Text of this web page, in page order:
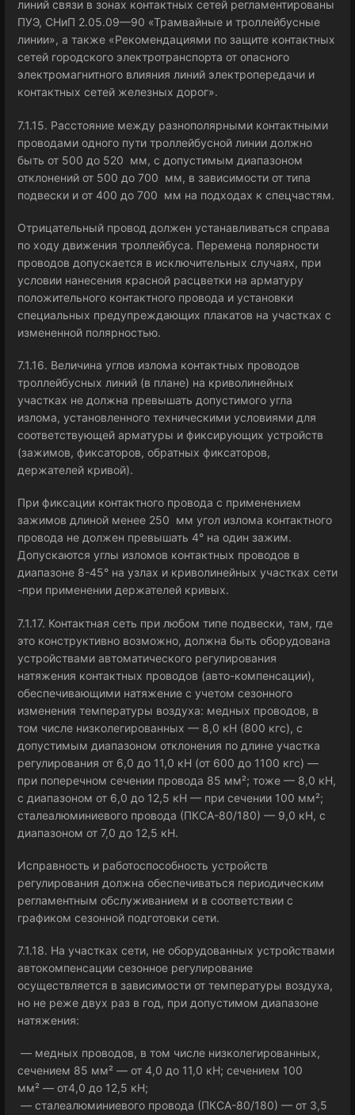
линий связи в зонах контактных сетей регламентированы
ПУЭ, СНиП 2.05.09—90 «Трамвайные и троллейбусные
линии», а также «Рекомендациями по защите контактных
сетей городского электротранспорта от опасного
электромагнитного влияния линий электропередачи и
контактных сетей железных дорог».
7.1.15. Расстояние между разнополярными контактными
проводами одного пути троллейбусной линии должно
быть от 500 до 520 мм, с допустимым диапазоном
отклонений от 500 до 700 мм, в зависимости от типа
подвески и от 400 до 700 мм на подходах к спецчастям.
Отрицательный провод должен устанавливаться справа
по ходу движения троллейбуса. Перемена полярности
проводов допускается в исключительных случаях, при
условии нанесения красной расцветки на арматуру
положительного контактного провода и установки
специальных предупреждающих плакатов на участках с
измененной полярностью.
7.1.16. Величина углов излома контактных проводов
троллейбусных линий (в плане) на криволинейных
участках нe должна превышать допустимого угла
излома, установленного техническими условиями для
соответствующей арматуры и фиксирующих устройств
(зажимов, фиксаторов, обратных фиксаторов,
держателей кривой).
При фиксации контактного провода с применением
зажимов длиной менее 250 мм угол излома контактного
провода не должен превышать 4° на один зажим.
Допускаются углы изломов контактных проводов в
диапазоне 8-45° на узлах и криволинейных участках сети
-при применении держателей кривых.
7.1.17. Контактная сеть при любом типе подвески, там, где
это конструктивно возможно, должна быть оборудована
устройствами автоматического регулирования
натяжения контактных проводов (авто-компенсации),
обеспечивающими натяжение с учетом сезонного
изменения температуры воздуха: медных проводов, в
том числе низколегированных — 8,0 кН (800 кгс), с
допустимым диапазоном отклонения по длине участка
регулирования от 6,0 до 11,0 кН (от 600 до 1100 кгс) —
при поперечном сечении провода 85 мм²; тоже — 8,0 кН,
с диапазоном от 6,0 до 12,5 кН — при сечении 100 мм²;
сталеалюминиевого провода (ПКСА-80/180) — 9,0 кН, с
диапазоном от 7,0 до 12,5 кН.
Исправность и работоспособность устройств
регулирования должна обеспечиваться периодическим
регламентным обслуживанием и в соответствии с
графиком сезонной подготовки сети.
7.1.18. На участках сети, не оборудованных устройствами
автокомпенсации сезонное регулирование
осуществляется в зависимости от температуры воздуха,
но не реже двух раз в год, при допустимом диапазоне
натяжения:
— медных проводов, в том числе низколегированных,
сечением 85 мм² — от 4,0 до 11,0 кН; сечением 100
мм² — от4,0 до 12,5 кН;
— сталеалюминиевого провода (ПКСА-80/180) — от 3,5